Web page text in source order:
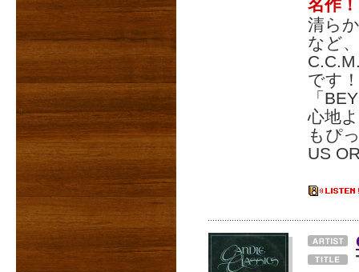
名作！
清ら
など
です
「
心地
もぴ
US